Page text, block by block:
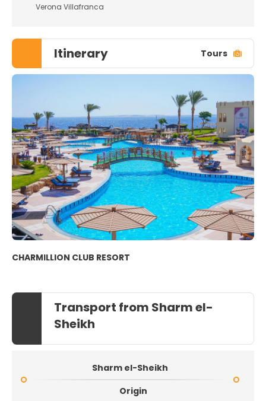
Verona Villafranca
Itinerary Tours
CHARMILLION CLUB RESORT
Transport from Sharm el-
Sheikh
Sharm el-Sheikh
Origin